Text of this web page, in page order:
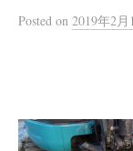
Posted on 2019年2月